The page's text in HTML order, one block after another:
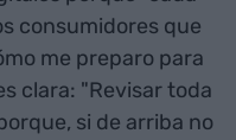
consumidores que
me preparo para
clara: "Revisar toda
si de arriba no